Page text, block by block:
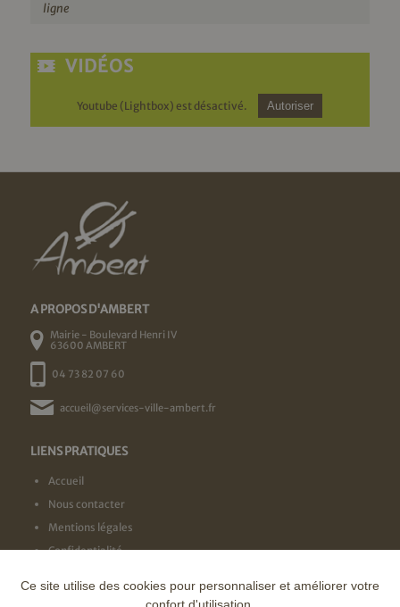
ligne
VIDÉOS
Youtube (Lightbox) est désactivé. Autoriser
A PROPOS D'AMBERT
Mairie - Boulevard Henri IV
63600 AMBERT
04 73 82 07 60
accueil@services-ville-ambert.fr
LIENS PRATIQUES
Accueil
Nous contacter
Mentions légales
Confidentialité
NOS LABELS
Ce site utilise des cookies pour personnaliser et améliorer votre